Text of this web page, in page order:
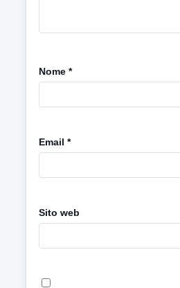
Nome *
Email *
Sito web